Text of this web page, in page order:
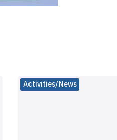
Activities/News